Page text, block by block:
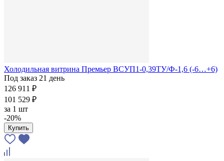
Холодильная витрина Премьер ВСУП1-0,39ТУ/Ф-1,6 (-6…+6)
Под заказ 21 день
126 911 ₽
101 529 ₽
за 1 шт
-20%
Купить